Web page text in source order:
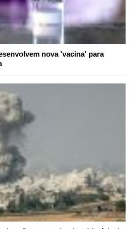
nova 'vacina' para